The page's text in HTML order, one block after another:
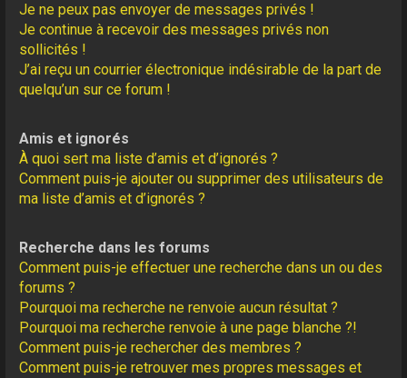
Je ne peux pas envoyer de messages privés !
Je continue à recevoir des messages privés non
sollicités !
J’ai reçu un courrier électronique indésirable de la part de
quelqu’un sur ce forum !
Amis et ignorés
À quoi sert ma liste d’amis et d’ignorés ?
Comment puis-je ajouter ou supprimer des utilisateurs de
ma liste d’amis et d’ignorés ?
Recherche dans les forums
Comment puis-je effectuer une recherche dans un ou des
forums ?
Pourquoi ma recherche ne renvoie aucun résultat ?
Pourquoi ma recherche renvoie à une page blanche ?!
Comment puis-je rechercher des membres ?
Comment puis-je retrouver mes propres messages et